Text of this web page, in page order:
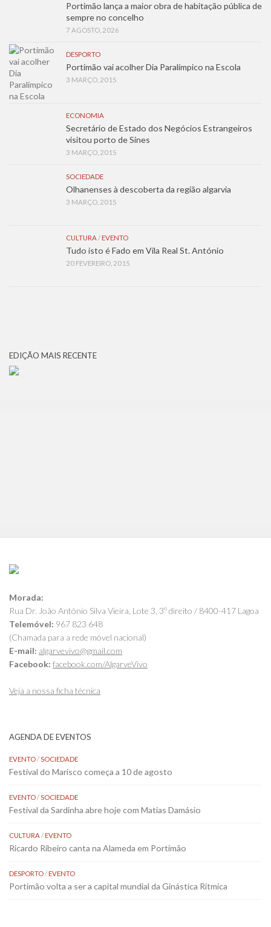
Portimão lança a maior obra de habitação pública de
sempre no concelho
7 AGOSTO, 2026
DESPORTO
Portimão vai acolher Dia Paralímpico na Escola
3 MARÇO, 2015
ECONOMIA
Secretário de Estado dos Negócios Estrangeiros
visitou porto de Sines
3 MARÇO, 2015
SOCIEDADE
Olhanenses à descoberta da região algarvia
3 MARÇO, 2015
CULTURA/ EVENTO
Tudo isto é Fado em Vila Real St. António
20 FEVEREIRO, 2015
EDIÇÃO MAIS RECENTE
Morada:
Rua Dr. João António Silva Vieira, Lote 3, 3º direito / 8400-417 Lagoa
Telemóvel: 967 823 648
(Chamada para a rede móvel nacional)
E-mail: algarvevivo@gmail.com
Facebook: facebook.com/AlgarveVivo
Veja a nossa ficha técnica
AGENDA DE EVENTOS
EVENTO / SOCIEDADE
Festival do Marisco começa a 10 de agosto
EVENTO / SOCIEDADE
Festival da Sardinha abre hoje com Matias Damásio
CULTURA /EVENTO
Ricardo Ribeiro canta na Alameda em Portimão
DESPORTO /EVENTO
Portimão volta a ser a capital mundial da Ginástica Rítmica